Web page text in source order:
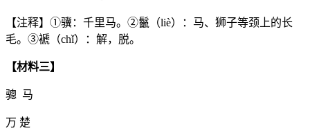
【注释】①骥：千里马。②鬣（liè）：马、狮子等颈上的长
毛。③褫（chǐ）：解，脱。
【材料三】
骢 马
万 楚